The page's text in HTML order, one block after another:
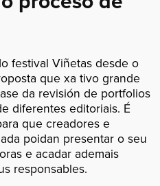
festival Viñetas desde o
que xa tivo grande
da revisión de portfolios
diferentes editoriais. É
que creadores e
poidan presentar o seu
e acadar ademais
responsables.